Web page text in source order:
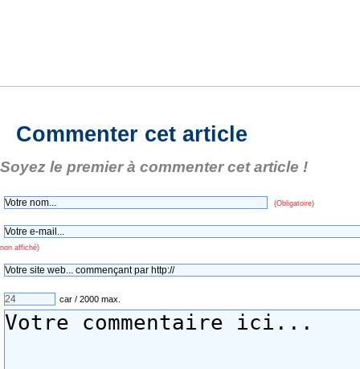
Commenter cet article
Soyez le premier à commenter cet article !
(Obligatoire)
non affiché)
car / 2000 max.